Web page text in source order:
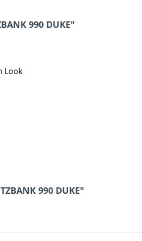
990 DUKE"
Look
990 DUKE"